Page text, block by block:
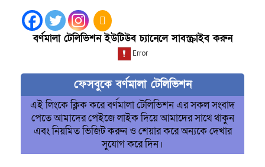
বর্ণমালা টেলিভিশন ইউটিউব চ্যানেলে সাবস্ক্রাইব করুন
ফেসবুকে বর্ণমালা টেলিভিশন
এই লিংকে ক্লিক করে বর্ণমালা টেলিভিশন এর সকল সংবাদ
পেতে আমাদের পেইজে লাইক দিয়ে আমাদের সাথে থাকুন
এবং নিয়মিত ভিজিট করুন ও শেয়ার করে অন্যকে দেখার
সুযোগ করে দিন।